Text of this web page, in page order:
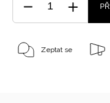
Zeptat se